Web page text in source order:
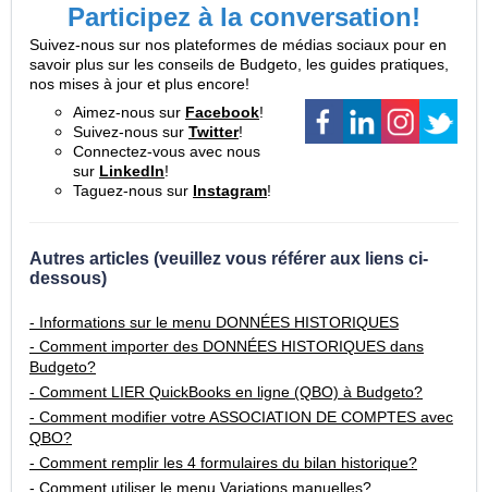
Participez à la conversation!
Suivez-nous sur nos plateformes de médias sociaux pour en
savoir plus sur les conseils de Budgeto, les guides pratiques,
nos mises à jour et plus encore!
Aimez-nous sur Facebook!
Suivez-nous sur Twitter!
Connectez-vous avec nous
sur LinkedIn!
Taguez-nous sur Instagram!
Autres articles (veuillez vous référer aux liens ci-
dessous)
- Informations sur le menu DONNÉES HISTORIQUES
- Comment importer des DONNÉES HISTORIQUES dans
Budgeto?
- Comment LIER QuickBooks en ligne (QBO) à Budgeto?
- Comment modifier votre ASSOCIATION DE COMPTES avec
QBO?
- Comment remplir les 4 formulaires du bilan historique?
- Comment utiliser le menu Variations manuelles?